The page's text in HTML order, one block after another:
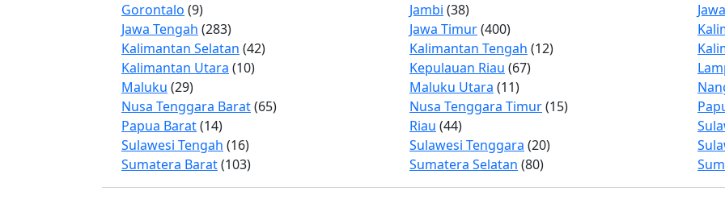
Gorontalo (9) Jambi (38)
Jawa Tengah (283) Jawa Timur(400)
Kalimantan Selatan (42) Kalimantan Tengah (12)
Kalimantan Utara (10) Kepulauan Riau (67)
Maluku (29) Maluku Utara (11)
Nusa Tenggara Barat(65) Nusa Tenggara Timur(15)
Papua Barat(14) Riau (44)
Sulawesi Tengah (16) Sulawesi Tenggara (20)
Sumatera Barat(103) Sumatera Selatan (80)